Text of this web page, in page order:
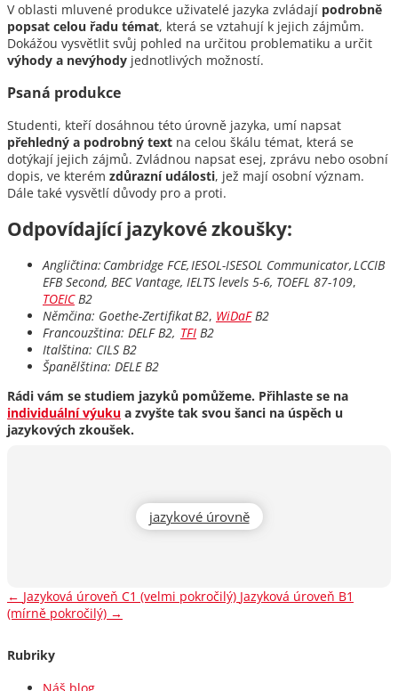
V oblasti mluvené produkce uživatelé jazyka zvládají podrobně
popsat celou řadu témat, která se vztahují k jejich zájmům.
Dokážou vysvětlit svůj pohled na určitou problematiku a určit
výhody a nevýhody jednotlivých možností.
Psaná produkce
Studenti, kteří dosáhnou této úrovně jazyka, umí napsat
přehledný a podrobný text na celou škálu témat, která se
dotýkají jejich zájmů. Zvládnou napsat esej, zprávu nebo osobní
dopis, ve kterém zdůrazní události, jež mají osobní význam.
Dále také vysvětlí důvody pro a proti.
Odpovídající jazykové zkoušky:
Angličtina: Cambridge FCE, IESOL-ISESOL Communicator, LCCIB
EFB Second, BEC Vantage, IELTS levels 5-6, TOEFL 87-109,
TOEICB2
Němčina: Goethe-Zertifikat B2, WiDaFB2
Francouzština: DELF B2, TFI B2
Italština: CILS B2
Španělština: DELE B2
Rádi vám se studiem jazyků pomůžeme. Přihlaste se na
individuální výuku a zvyšte tak svou šanci na úspěch u
jazykových zkoušek.
jazykové úrovně
← Jazyková úroveň C1 (velmi pokročilý) Jazyková úroveň B1
(mírně pokročilý) →
Rubriky